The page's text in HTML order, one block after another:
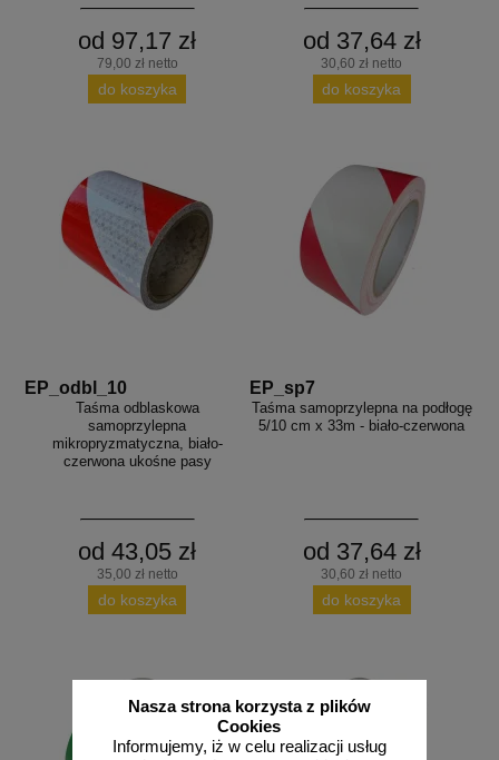
Nasza strona korzysta z plików
Cookies
Informujemy, iż w celu realizacji usług
od 97,17 zł
79,00 zł netto
do koszyka
od 37,64 zł
30,60 zł netto
do koszyka
EP_odbl_10
Taśma odblaskowa
samoprzylepna
mikropryzmatyczna, biało-
czerwona ukośne pasy
od 43,05 zł
35,00 zł netto
do koszyka
EP_sp7
Taśma samoprzylepna na podłogę
5/10 cm x 33m - biało-czerwona
od 37,64 zł
30,60 zł netto
do koszyka